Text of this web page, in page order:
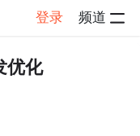
登录 频道
情
优化